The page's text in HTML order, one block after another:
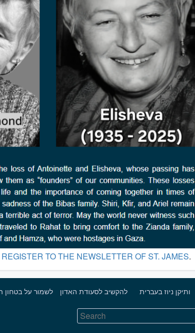
REGISTER TO THE NEWSLETTER OF ST. JAMES.
ותיקן ניוז בעברית להקשיב לסעודת האדון